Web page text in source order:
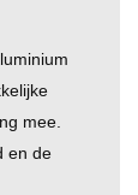
mee.
en de